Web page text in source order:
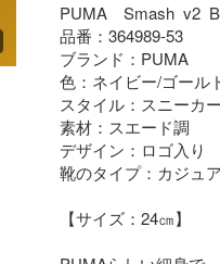
PUMA　Smash  v2
品番：364989-53
ブランド：PUMA
色：ネイビー/ゴール
スタイル：スニーカー
素材：スエード調
デザイン：ロゴ入り
靴のタイプ：カジュ
【サイズ：24㎝】